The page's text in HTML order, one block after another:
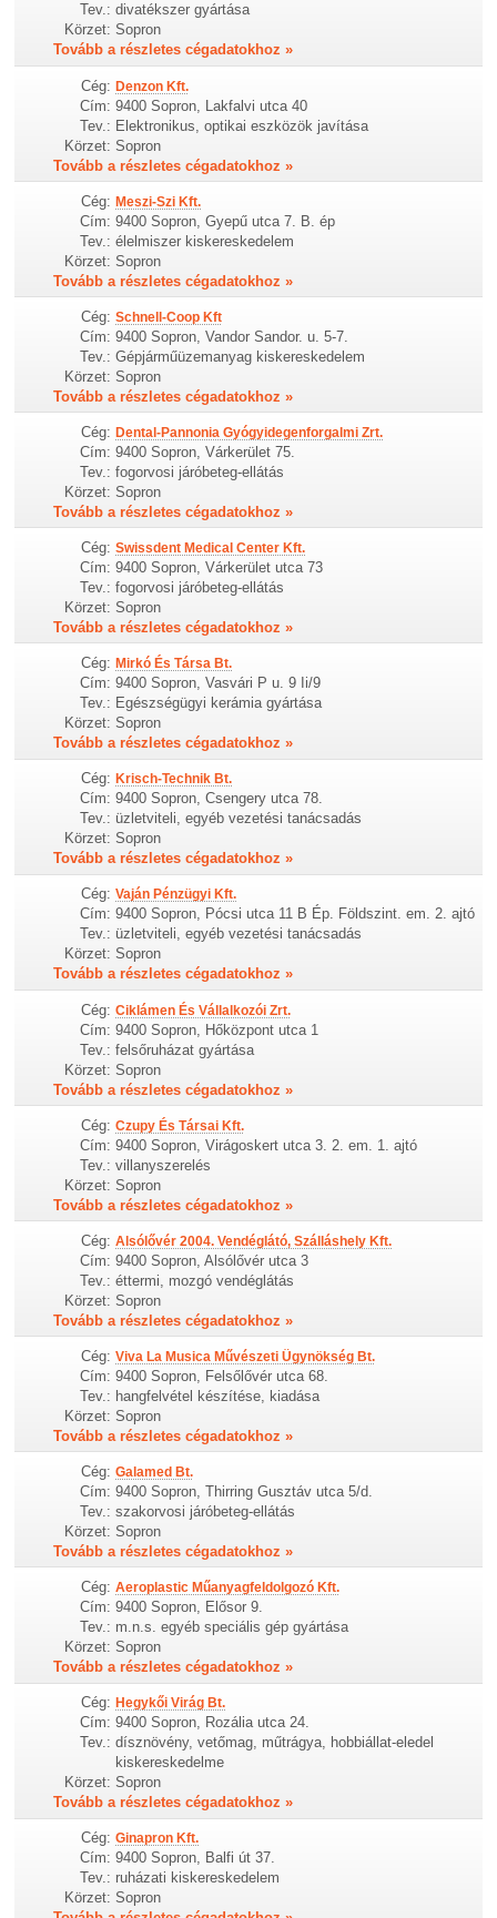
Tev.: divatékszer gyártása
Körzet: Sopron
Tovább a részletes cégadatokhoz »
Cég: Denzon Kft.
Cím: 9400 Sopron, Lakfalvi utca 40
Tev.: Elektronikus, optikai eszközök javítása
Körzet: Sopron
Tovább a részletes cégadatokhoz »
Cég: Meszi-Szi Kft.
Cím: 9400 Sopron, Gyepű utca 7. B. ép
Tev.: élelmiszer kiskereskedelem
Körzet: Sopron
Tovább a részletes cégadatokhoz »
Cég: Schnell-Coop Kft
Cím: 9400 Sopron, Vandor Sandor. u. 5-7.
Tev.: Gépjárműüzemanyag kiskereskedelem
Körzet: Sopron
Tovább a részletes cégadatokhoz »
Cég: Dental-Pannonia Gyógyidegenforgalmi Zrt.
Cím: 9400 Sopron, Várkerület 75.
Tev.: fogorvosi járóbeteg-ellátás
Körzet: Sopron
Tovább a részletes cégadatokhoz »
Cég: Swissdent Medical Center Kft.
Cím: 9400 Sopron, Várkerület utca 73
Tev.: fogorvosi járóbeteg-ellátás
Körzet: Sopron
Tovább a részletes cégadatokhoz »
Cég: Mirkó És Társa Bt.
Cím: 9400 Sopron, Vasvári P u. 9 Ii/9
Tev.: Egészségügyi kerámia gyártása
Körzet: Sopron
Tovább a részletes cégadatokhoz »
Cég: Krisch-Technik Bt.
Cím: 9400 Sopron, Csengery utca 78.
Tev.: üzletviteli, egyéb vezetési tanácsadás
Körzet: Sopron
Tovább a részletes cégadatokhoz »
Cég: Vaján Pénzügyi Kft.
Cím: 9400 Sopron, Pócsi utca 11 B Ép. Földszint. em. 2. ajtó
Tev.: üzletviteli, egyéb vezetési tanácsadás
Körzet: Sopron
Tovább a részletes cégadatokhoz »
Cég: Ciklámen És Vállalkozói Zrt.
Cím: 9400 Sopron, Hőközpont utca 1
Tev.: felsőruházat gyártása
Körzet: Sopron
Tovább a részletes cégadatokhoz »
Cég: Czupy És Társai Kft.
Cím: 9400 Sopron, Virágoskert utca 3. 2. em. 1. ajtó
Tev.: villanyszerelés
Körzet: Sopron
Tovább a részletes cégadatokhoz »
Cég: Alsólővér 2004. Vendéglátó, Szálláshely Kft.
Cím: 9400 Sopron, Alsólővér utca 3
Tev.: éttermi, mozgó vendéglátás
Körzet: Sopron
Tovább a részletes cégadatokhoz »
Cég: Viva La Musica Művészeti Ügynökség Bt.
Cím: 9400 Sopron, Felsőlővér utca 68.
Tev.: hangfelvétel készítése, kiadása
Körzet: Sopron
Tovább a részletes cégadatokhoz »
Cég: Galamed Bt.
Cím: 9400 Sopron, Thirring Gusztáv utca 5/d.
Tev.: szakorvosi járóbeteg-ellátás
Körzet: Sopron
Tovább a részletes cégadatokhoz »
Cég: Aeroplastic Műanyagfeldolgozó Kft.
Cím: 9400 Sopron, Elősor 9.
Tev.: m.n.s. egyéb speciális gép gyártása
Körzet: Sopron
Tovább a részletes cégadatokhoz »
Cég: Hegykői Virág Bt.
Cím: 9400 Sopron, Rozália utca 24.
Tev.: dísznövény, vetőmag, műtrágya, hobbiállat-eledel
kiskereskedelme
Körzet: Sopron
Tovább a részletes cégadatokhoz »
Cég: Ginapron Kft.
Cím: 9400 Sopron, Balfi út 37.
Tev.: ruházati kiskereskedelem
Körzet: Sopron